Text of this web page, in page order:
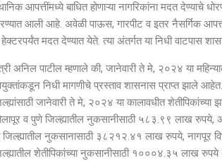
आपत्तींमध्ये बाधित होणाऱ्या नागरिकांना मदत
आली आहे. अवेळी पाऊस, गारपीट व इतर नैसर्गिक
मदत देण्यात येते. त्या अंतर्गत या निधी वाटपास
अनिल पाटील म्हणाले की, जानेवारी ते मे, २०२४ या
निधी मागणीचे प्रस्ताव शासनास प्राप्त झाले
जानेवारी ते मे, २०२४ या कालावधीत
व पुणे जिल्ह्यातील नुकसानीसाठी ५८३.९९ लाख रुपये,
जिल्ह्यातील नुकसानासाठी ३८२१२.४१ लाख रुपये, नागपूर
शेतीपिकांच्या नुकसानीसाठी १०००४.३५ लाख